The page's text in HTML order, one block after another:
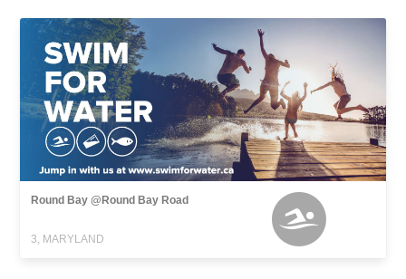
Round Bay @Round Bay Road
3, MARYLAND